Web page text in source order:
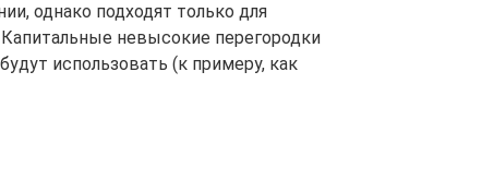
однако подходят только для
невысокие перегородки
использовать (к примеру, как